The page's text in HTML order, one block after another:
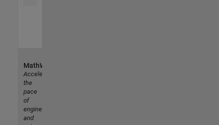
MathWorks
Accelerating
the
pace
of
engineering
and